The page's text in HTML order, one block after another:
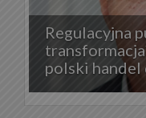
Regulacyjna
polski